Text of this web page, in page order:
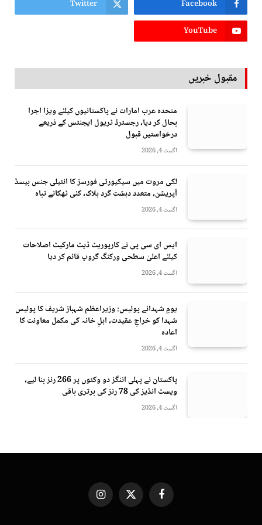
Facebook
Twitter
YouTube
مقبول خبریں
متحدہ عرب امارات نے پاکستانیوں کیلئے ویزا اجرا
بحال کر دیا، رجسٹرڈ ٹریول ایجنٹس کے ذریعے
درخواستیں قبول
اگست 4, 2026
لکی مروت میں سیکیورٹی فورسز کا انٹیلی جنس بیسڈ
آپریشن، متعدد دہشت گرد ہلاک، کئی ٹھکانے تباہ
اگست 4, 2026
ایس ای سی پی نے کارپوریٹ ڈیٹ مارکیٹ اصلاحات
کیلئے اعلیٰ سطحی ورکنگ گروپ قائم کر دیا
اگست 4, 2026
یومِ شہدائے پولیس: وزیراعظم شہباز شریف کا پولیس
شہدا کو خراجِ عقیدت، اہلِ خانہ کی مکمل معاونت کا
اعادہ
اگست 4, 2026
پاکستان نے پہلی اننگز دو وکٹوں پر 266 رنز بنا لیے،
ویسٹ انڈیز کی 78 رنز کی برتری باقی
اگست 4, 2026
Facebook
X
(Twitter)
Instagram